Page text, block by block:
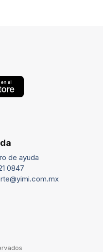
de ayuda
0847